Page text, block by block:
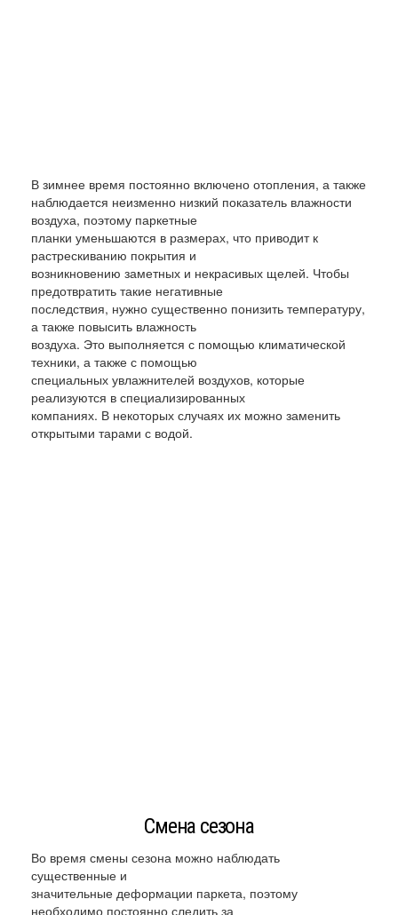
В зимнее время постоянно включено отопления, а также
наблюдается неизменно низкий показатель влажности
воздуха, поэтому паркетные
планки уменьшаются в размерах, что приводит к
растрескиванию покрытия и
возникновению заметных и некрасивых щелей. Чтобы
предотвратить такие негативные
последствия, нужно существенно понизить температуру,
а также повысить влажность
воздуха. Это выполняется с помощью климатической
техники, а также с помощью
специальных увлажнителей воздухов, которые
реализуются в специализированных
компаниях. В некоторых случаях их можно заменить
открытыми тарами с водой.
Смена сезона
Во время смены сезона можно наблюдать
существенные и
значительные деформации паркета, поэтому
необходимо постоянно следить за